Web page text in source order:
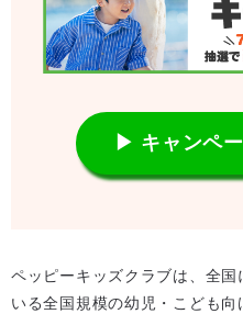
▶ キャンペ
ペッピーキッズクラブは、全
いる全国規模の幼児・こども